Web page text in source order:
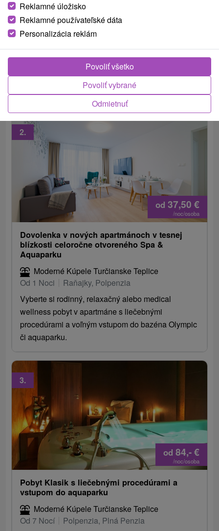
Family holidays Galanda: Rodinná dovolenka
s celodenným vstupom do aquaparku
Moderné Kúpele Turčianske Teplice
Od 1 Noci
Polpenzia
Užijete si neobmedzený aquapark, polpenziu v
hoteli Veľká Fatra a pre deti sú pripravené zábavné
animácie v detskom kútiku.
od 37,50 €
/noc/osoba
2.
Dovolenka v nových apartmánoch v tesnej
blízkosti celoročne otvoreného Spa &
Aquaparku
Moderné Kúpele Turčianske Teplice
Od 1 Noci
Raňajky, Polpenzia
Vyberte si rodinný, relaxačný alebo medical
wellness pobyt v apartmáne s liečebnými
procedúrami a voľným vstupom do bazéna Olympic
či aquaparku.
od 84,-€
/noc/osoba
3.
Pobyt Klasik s liečebnými procedúrami a
vstupom do aquaparku
Moderné Kúpele Turčianske Teplice
Od 7 Nocí
Polpenzia, Plná Penzia
Reklamné úložisko
Reklamné používateľské dáta
Personalizácia reklám
Odmietnuť
Povoliť vybrané
Povoliť všetko